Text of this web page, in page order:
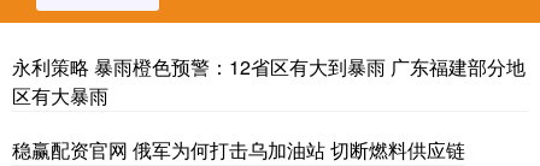
永利策略 暴雨橙色预警：12省区有大到暴雨 广东福建部分地
区有大暴雨
稳赢配资官网 俄军为何打击乌加油站 切断燃料供应链